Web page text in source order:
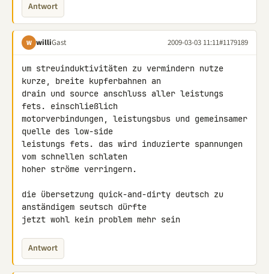
Antwort
W williGast 2009-03-03 11:11#1179189
um streuinduktivitäten zu vermindern nutze
kurze, breite kupferbahnen an
drain und source anschluss aller leistungs
fets. einschließlich
motorverbindungen, leistungsbus und gemeinsamer
quelle des low-side
leistungs fets. das wird induzierte spannungen
vom schnellen schlaten
hoher ströme verringern.
die übersetzung quick-and-dirty deutsch zu
anständigem seutsch dürfte
jetzt wohl kein problem mehr sein
Antwort